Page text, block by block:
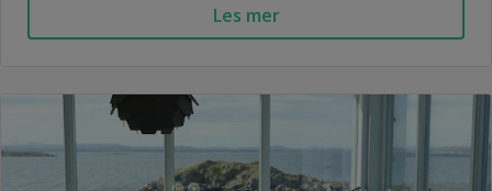
Les mer